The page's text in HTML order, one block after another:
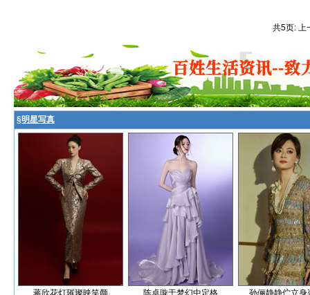
共5页:
§明星写真
蒋欣花灯璀璨映笑颜 陈卓璇于梦幻中定格 孙俪静静伫立身